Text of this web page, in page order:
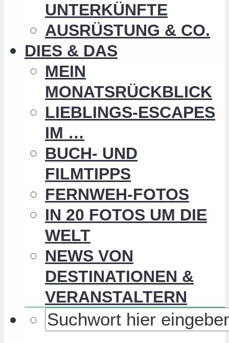
UNTERKÜNFTE
AUSRÜSTUNG & CO.
DIES & DAS
MEIN
MONATSRÜCKBLICK
LIEBLINGS-ESCAPES
IM …
BUCH- UND
FILMTIPPS
FERNWEH-FOTOS
IN 20 FOTOS UM DIE
WELT
NEWS VON
DESTINATIONEN &
VERANSTALTERN